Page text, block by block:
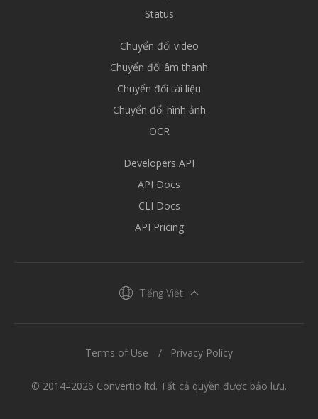
Status
Chuyển đổi video
Chuyển đổi âm thanh
Chuyển đổi tài liệu
Chuyển đổi hình ảnh
OCR
Developers API
API Docs
CLI Docs
API Pricing
Tiếng Việt
© 2014–2026 Convertio ltd. Tất cả quyền được bảo lưu.
Terms of Use Privacy Policy